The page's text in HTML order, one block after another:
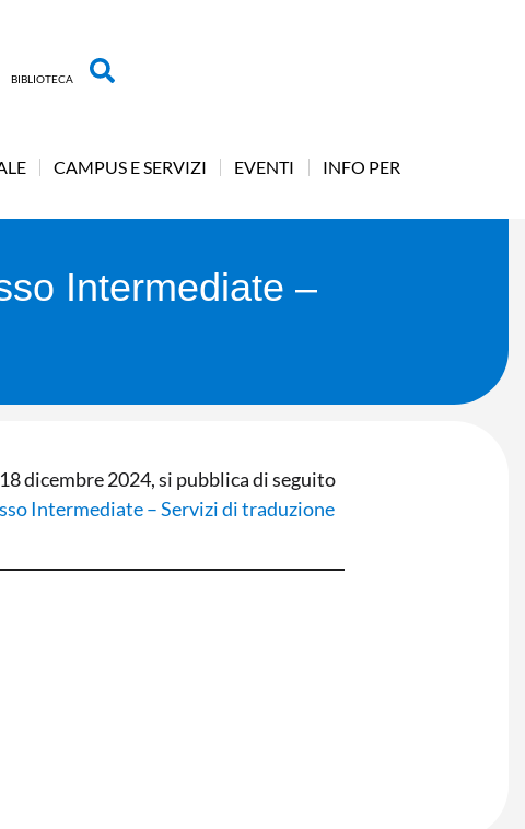
BIBLIOTECA
CAMPUS E SERVIZI EVENTI INFO PER
Intermediate –
dicembre 2024, si pubblica di seguito
Intermediate – Servizi di traduzione